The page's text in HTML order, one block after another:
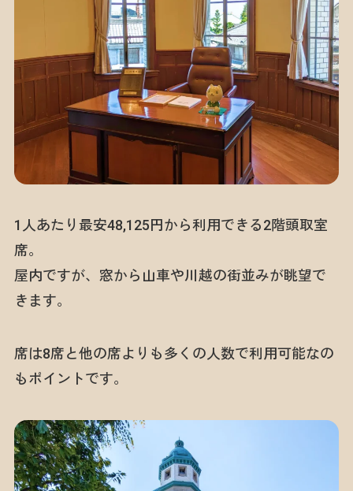
1人あたり最安48,125円から利用できる2階頭取室
席。
屋内ですが、窓から山車や川越の街並みが眺望で
きます。
席は8席と他の席よりも多くの人数で利用可能なの
もポイントです。